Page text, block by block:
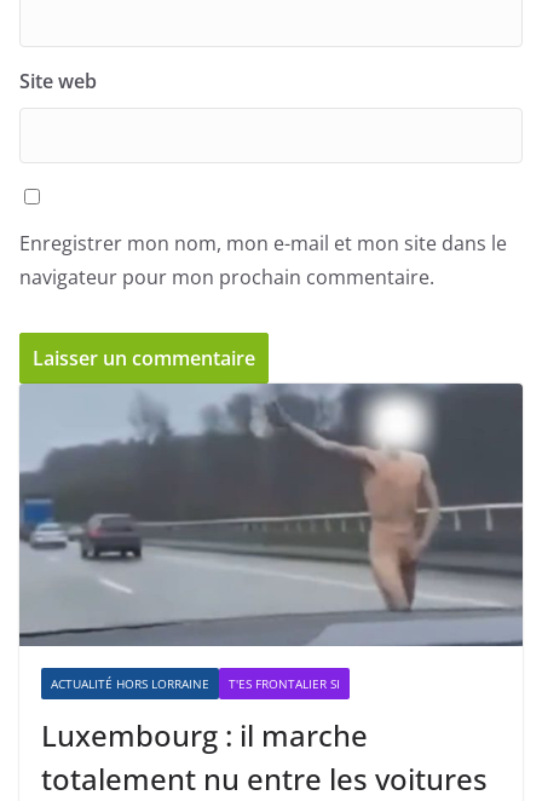
Site web
Enregistrer mon nom, mon e-mail et mon site dans le
navigateur pour mon prochain commentaire.
ACTUALITÉ HORS LORRAINE T'ES FRONTALIER SI
Luxembourg : il marche
totalement nu entre les voitures